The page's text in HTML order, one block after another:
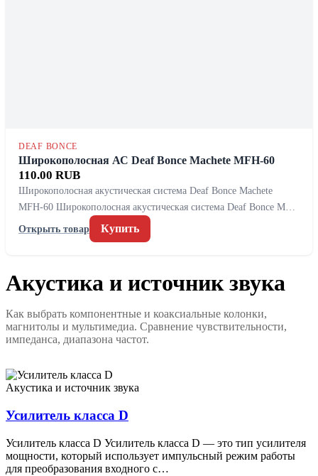
DEAF BONCE
Широкополосная АС Deaf Bonce Machete MFH-60
110.00 RUB
Широкополосная акустическая система Deaf Bonce Machete
MFH-60 Широкополосная акустическая система Deaf Bonce M…
Открыть товар
Купить
Акустика и источник звука
Как выбрать компонентные и коаксиальные колонки,
магнитолы и мультимедиа. Сравнение чувствительности,
импеданса, диапазона частот.
Акустика и источник звука
Усилитель класса D
Усилитель класса D Усилитель класса D — это тип усилителя
мощности, который использует импульсный режим работы
для преобразования входного с…